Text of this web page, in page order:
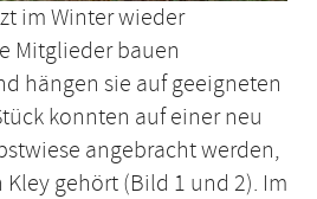
im Winter wieder
Mitglieder bauen
hängen sie auf geeigneten
konnten auf einer neu
angebracht werden,
gehört (Bild 1 und 2). Im